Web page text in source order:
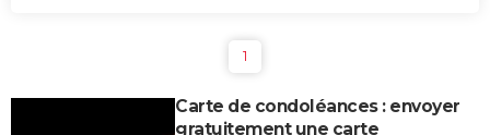
1
Carte de condoléances : envoyer
gratuitement une carte